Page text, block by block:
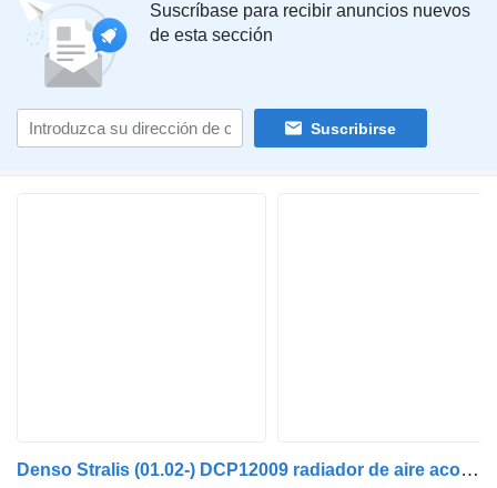
Suscríbase para recibir anuncios nuevos
de esta sección
Suscribirse
Denso Stralis (01.02-) DCP12009 radiador de aire acondicionado para IVECO Stralis, Trakker (2002-) cabeza tractora